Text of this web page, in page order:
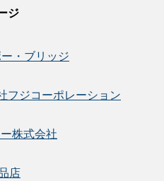
ジ
・ブリッジ
フジコーポレーション
株式会社
店